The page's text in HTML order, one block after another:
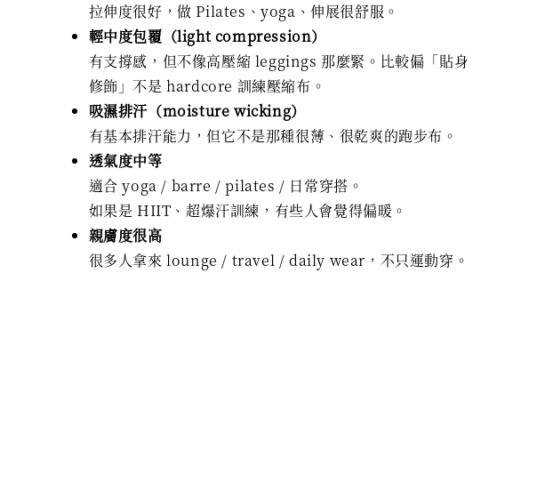
拉伸度很好，做 Pilates、yoga、伸展很舒服。
輕中度包覆（light compression）
有支撐感，但不像高壓縮 leggings 那麼緊。比較偏「貼身
修飾」不是 hardcore 訓練壓縮布。
吸濕排汗（moisture wicking）
有基本排汗能力，但它不是那種很薄、很乾爽的跑步布。
透氣度中等
適合 yoga / barre / pilates / 日常穿搭。
如果是 HIIT、超爆汗訓練，有些人會覺得偏暖。
親膚度很高
很多人拿來 lounge / travel / daily wear，不只運動穿。